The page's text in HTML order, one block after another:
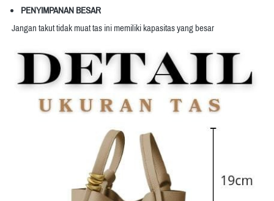
PENYIMPANAN BESAR
Jangan takut tidak muat tas ini memiliki kapasitas yang besar